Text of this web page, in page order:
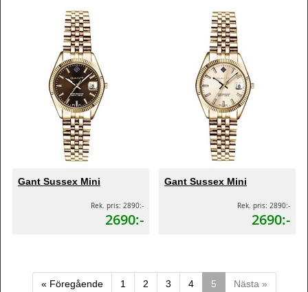
Gant Sussex Mini
Rek. pris: 2890:-
2690:-
Gant Sussex Mini
Rek. pris: 2890:-
2690:-
« Föregående 1 2 3 4 5 Nästa »